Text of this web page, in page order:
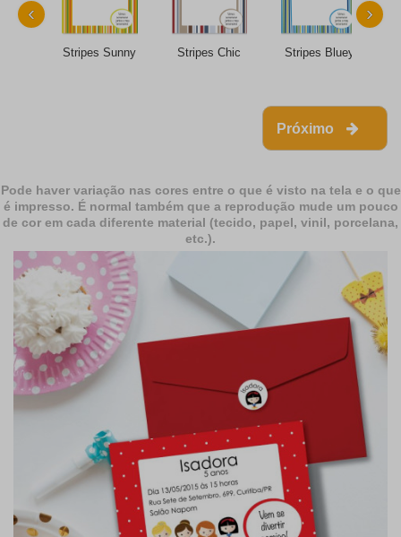
Stripes Sunny Stripes Chic Stripes Bluey
‹ ›
Próximo
Pode haver variação nas cores entre o que é visto na tela e o que
é impresso. É normal também que a reprodução mude um pouco
de cor em cada diferente material (tecido, papel, vinil, porcelana,
etc.).